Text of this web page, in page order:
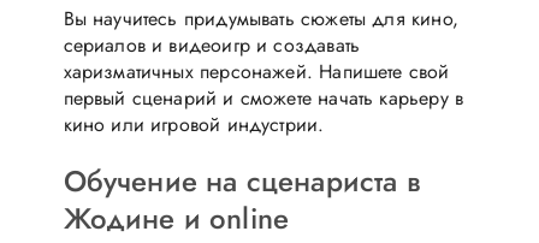
Вы научитесь придумывать сюжеты для кино,
сериалов и видеоигр и создавать
харизматичных персонажей. Напишете свой
первый сценарий и сможете начать карьеру в
кино или игровой индустрии.
Обучение на сценариста в
Жодине и online